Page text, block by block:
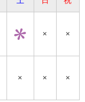
× ×
× × ×